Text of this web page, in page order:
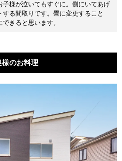
子様が泣いてもすぐに。側にいてあげ
る間取りです。畳に変更すること
きると思います。
様のお料理